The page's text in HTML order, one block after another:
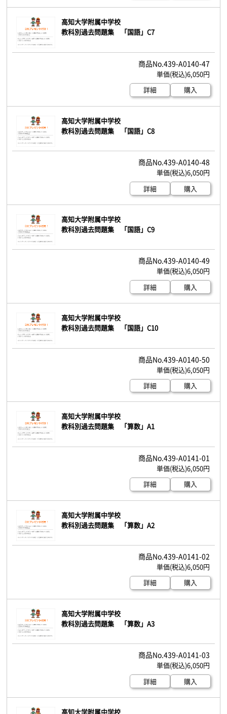
高知大学附属中学校
教科別過去問題集 「国語」C7
439-A0140-47
6,050円
詳細
購入
高知大学附属中学校
教科別過去問題集 「国語」C8
439-A0140-48
6,050円
詳細
購入
高知大学附属中学校
教科別過去問題集 「国語」C9
439-A0140-49
6,050円
詳細
購入
高知大学附属中学校
教科別過去問題集 「国語」C10
439-A0140-50
6,050円
詳細
購入
高知大学附属中学校
教科別過去問題集 「算数」A1
439-A0141-01
6,050円
詳細
購入
高知大学附属中学校
教科別過去問題集 「算数」A2
439-A0141-02
6,050円
詳細
購入
高知大学附属中学校
教科別過去問題集 「算数」A3
439-A0141-03
6,050円
詳細
購入
高知大学附属中学校